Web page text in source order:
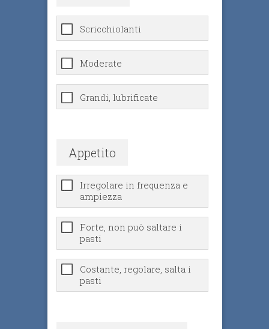
Scricchiolanti
Moderate
Grandi, lubrificate
Appetito
Irregolare in frequenza e
ampiezza
Forte, non può saltare i
pasti
Costante, regolare, salta i
pasti